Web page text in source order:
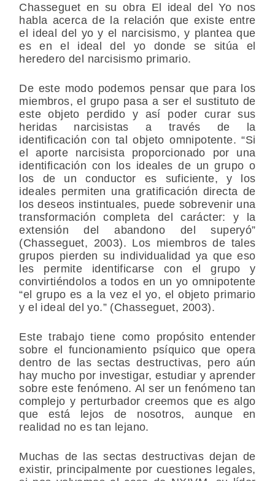
Chasseguet en su obra El ideal del Yo nos
habla acerca de la relación que existe entre
el ideal del yo y el narcisismo, y plantea que
es en el ideal del yo donde se sitúa el
heredero del narcisismo primario.
De este modo podemos pensar que para los
miembros, el grupo pasa a ser el sustituto de
este objeto perdido y así poder curar sus
heridas narcisistas a través de la
identificación con tal objeto omnipotente. “Si
el aporte narcisista proporcionado por una
identificación con los ideales de un grupo o
los de un conductor es suficiente, y los
ideales permiten una gratificación directa de
los deseos instintuales, puede sobrevenir una
transformación completa del carácter: y la
extensión del abandono del superyó”
(Chasseguet, 2003). Los miembros de tales
grupos pierden su individualidad ya que eso
les permite identificarse con el grupo y
convirtiéndolos a todos en un yo omnipotente
“el grupo es a la vez el yo, el objeto primario
y el ideal del yo.” (Chasseguet, 2003).
Este trabajo tiene como propósito entender
sobre el funcionamiento psíquico que opera
dentro de las sectas destructivas, pero aún
hay mucho por investigar, estudiar y aprender
sobre este fenómeno. Al ser un fenómeno tan
complejo y perturbador creemos que es algo
que está lejos de nosotros, aunque en
realidad no es tan lejano.
Muchas de las sectas destructivas dejan de
existir, principalmente por cuestiones legales,